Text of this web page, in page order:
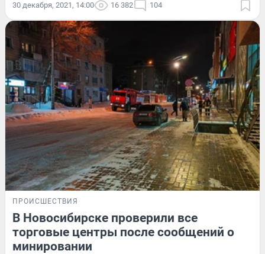
30 декабря, 2021, 14:00 16 382 104
ПРОИСШЕСТВИЯ
В Новосибирске проверили все
торговые центры после сообщений о
минировании